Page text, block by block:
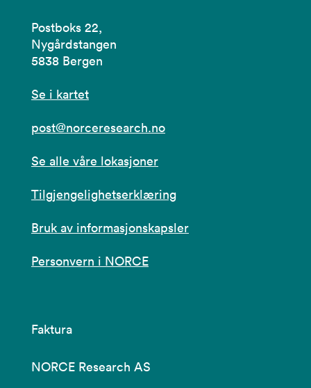
Postboks 22,
Nygårdstangen
5838 Bergen
Se i kartet
post@norceresearch.no
Se alle våre lokasjoner
Tilgjengelighetserklæring
Bruk av informasjonskapsler
Personvern i NORCE
Faktura
NORCE Research AS